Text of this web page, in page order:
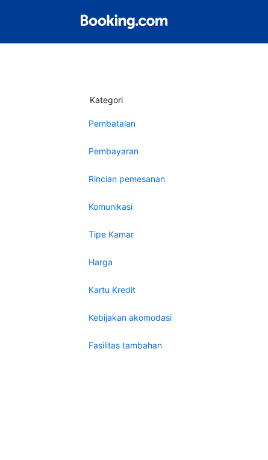
Kategori
Pembatalan
Pembayaran
Rincian pemesanan
Komunikasi
Tipe Kamar
Harga
Kartu Kredit
Kebijakan akomodasi
Fasilitas tambahan